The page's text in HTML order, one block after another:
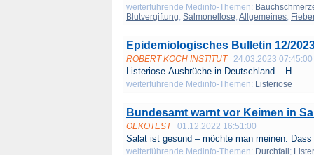
weiterführende Medinfo-Themen:
Blutvergiftung; Salmonellose; Allgemeines;
Epidemiologisches Bulletin 12/
ROBERT KOCH INSTITUT 24.03.2023 07:45:00
Listeriose-Ausbrüche in Deutschland – H...
weiterführende Medinfo-Themen: Listeriose
Bundesamt warnt vor Keimen in
OEKOTEST 01.12.2022 16:51:00
Salat ist gesund – möchte man meinen.
weiterführende Medinfo-Themen: Durchfall ;